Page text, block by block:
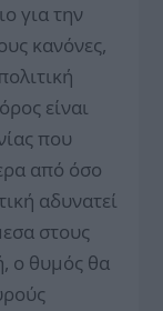
για την
κανόνες,
είναι
που
από όσο
αδυνατεί
στους
ο θυμός θα